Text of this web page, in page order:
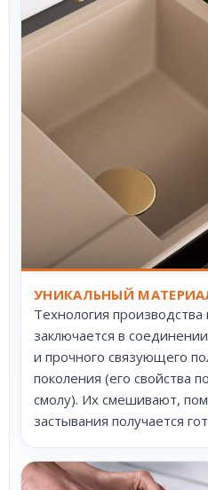
УНИКАЛЬНЫЙ
Технология
заключается в
и прочного связующего
поколения (его свойства
смолу). Их смешивают,
застывания получается